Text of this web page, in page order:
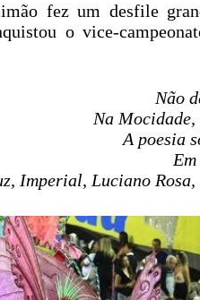
fez um desfile
o vice-
Não
Na Mocidade,
A poesia
Imperial, Luciano